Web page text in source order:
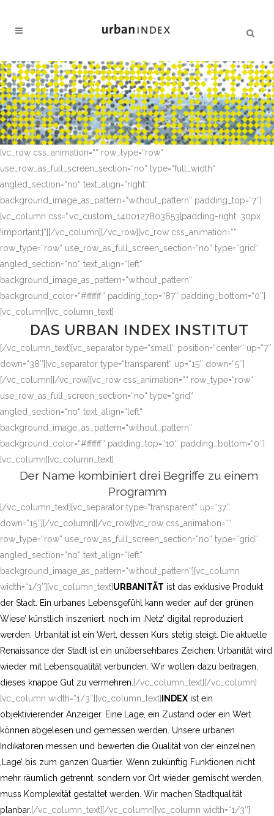
[vc_row css_animation=““ row_type=“row“
use_row_as_full_screen_section=“no“ type=“full_width“
angled_section=“no“ text_align=“right“
background_image_as_pattern=“without_pattern“ padding_top=“7″]
[vc_column css=“.vc_custom_1400127803653{padding-right: 30px
!important;}“][/vc_column][/vc_row][vc_row css_animation=““
row_type=“row“ use_row_as_full_screen_section=“no“ type=“grid“
angled_section=“no“ text_align=“left“
background_image_as_pattern=“without_pattern“
background_color=“#ffffff“ padding_top=“87″ padding_bottom=“0″]
[vc_column][vc_column_text]
DAS URBAN INDEX INSTITUT
[/vc_column_text][vc_separator type=“small“ position=“center“ up=“7″
down=“38″][vc_separator type=“transparent“ up=“15″ down=“5″]
[/vc_column][/vc_row][vc_row css_animation=““ row_type=“row“
use_row_as_full_screen_section=“no“ type=“grid“
angled_section=“no“ text_align=“left“
background_image_as_pattern=“without_pattern“
background_color=“#ffffff“ padding_top=“10″ padding_bottom=“0″]
[vc_column][vc_column_text]
Der Name kombiniert drei Begriffe zu einem
Programm
[/vc_column_text][vc_separator type=“transparent“ up=“37″
down=“15″][/vc_column][/vc_row][vc_row css_animation=““
row_type=“row“ use_row_as_full_screen_section=“no“ type=“grid“
angled_section=“no“ text_align=“left“
background_image_as_pattern=“without_pattern“][vc_column
width=“1/3″][vc_column_text]URBANITÄT ist das exklusive Produkt
der Stadt. Ein urbanes Lebensgefühl kann weder ‚auf der grünen
Wiese’ künstlich inszeniert, noch im ‚Netz’ digital reproduziert
werden. Urbanität ist ein Wert, dessen Kurs stetig steigt. Die aktuelle
Renaissance der Stadt ist ein unübersehbares Zeichen: Urbanität wird
wieder mit Lebensqualität verbunden. Wir wollen dazu beitragen,
dieses knappe Gut zu vermehren. [/vc_column_text][/vc_column]
[vc_column width=“1/3″][vc_column_text] INDEX ist ein
objektivierender Anzeiger. Eine Lage, ein Zustand oder ein Wert
können abgelesen und gemessen werden. Unsere urbanen
Indikatoren messen und bewerten die Qualität von der einzelnen
‚Lage’ bis zum ganzen Quartier. Wenn zukünftig Funktionen nicht
mehr räumlich getrennt, sondern vor Ort wieder gemischt werden,
muss Komplexität gestaltet werden. Wir machen Stadtqualität
planbar. [/vc_column_text][/vc_column][vc_column width=“1/3″]